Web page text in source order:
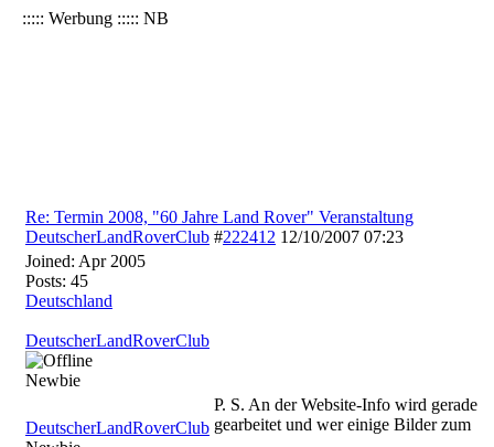
::::: Werbung ::::: NB
Re: Termin 2008, "60 Jahre Land Rover" Veranstaltung
DeutscherLandRoverClub #222412 12/10/2007 07:23
Joined: Apr 2005
Posts: 45
Deutschland
DeutscherLandRoverClub
Newbie
DeutscherLandRoverClub
P. S. An der Website-Info wird gerade
gearbeitet und wer einige Bilder zum